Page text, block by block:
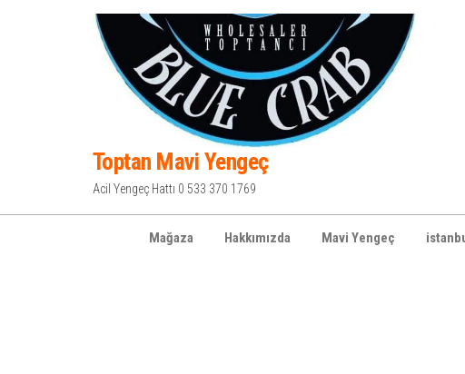
Toptan Mavi Yengeç
Acil Yengeç Hattı 0 533 370 1769
Mağaza Hakkımızda Mavi Yengeç